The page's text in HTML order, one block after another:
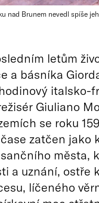
nad Brunem nevedl spíše
letům
a básníka
italsko-
Giuliano
se roku
zatčen jako
města,
a uznání, ostře
líčeného